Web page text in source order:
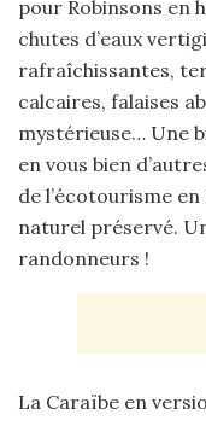
pour Robinsons en
chutes d’eaux
rafraîchissantes,
calcaires, falaises
mystérieuse… Une
en vous bien
de l’écotourisme
naturel préservé.
randonneurs !
La Caraïbe en